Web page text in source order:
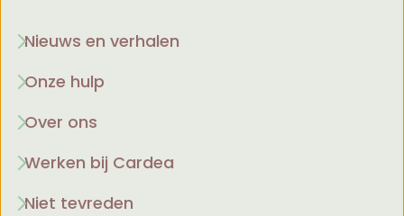
Nieuws en verhalen
Onze hulp
Over ons
Werken bij Cardea
Niet tevreden